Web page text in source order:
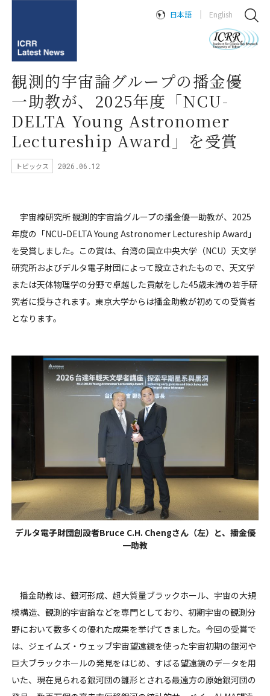
日本語 English
観測的宇宙論グループの播金優
一助教が、2025年度「NCU-
DELTA Young Astronomer
Lectureship Award」を受賞
トピックス 2026.06.12
宇宙線研究所 観測的宇宙論グループの播金優一助教が、2025
年度の「NCU-DELTA Young Astronomer Lectureship Award」
を受賞しました。この賞は、台湾の国立中央大学（NCU）天文学
研究所およびデルタ電子財団によって設立されたもので、天文学
または天体物理学の分野で卓越した貢献をした45歳未満の若手研
究者に授与されます。東京大学からは播金助教が初めての受賞者
となります。
デルタ電子財団創設者Bruce C.H. Chengさん（左）と、播金優
一助教
播金助教は、銀河形成、超大質量ブラックホール、宇宙の大規
模構造、観測的宇宙論などを専門としており、初期宇宙の観測分
野において数多くの優れた成果を挙げてきました。今回の受賞で
は、ジェイムズ・ウェッブ宇宙望遠鏡を使った宇宙初期の銀河や
巨大ブラックホールの発見をはじめ、すばる望遠鏡のデータを用
いた、現在見られる銀河団の雛形とされる最遠方の原始銀河団の